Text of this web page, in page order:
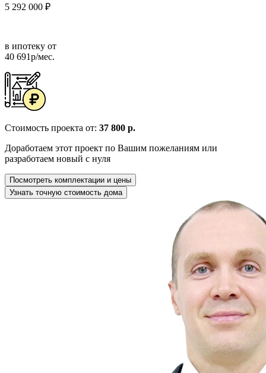
5 292 000 ₽
в ипотеку от
40 691р/мес.
Стоимость проекта от: 37 800 р.
Доработаем этот проект по Вашим пожеланиям или
разработаем новый с нуля
Посмотреть комплектации и цены
Узнать точную стоимость дома